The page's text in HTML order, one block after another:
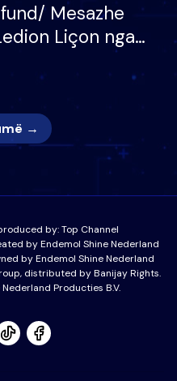
Mesazhe
Liçon nga
moderatori
Nuk meritoj…
→
by:Top Channel
by Endemol Shine Nederland
by Endemol Shine Nederland
distributed by Banijay Rights.
Producties B.V.